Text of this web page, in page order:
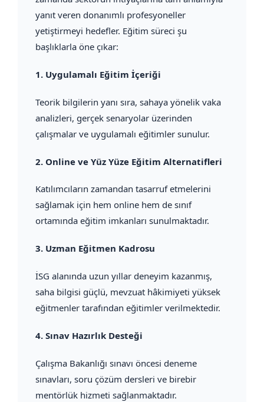
yanıt veren donanımlı profesyoneller
yetiştirmeyi hedefler. Eğitim süreci şu
başlıklarla öne çıkar:
1. Uygulamalı Eğitim İçeriği
Teorik bilgilerin yanı sıra, sahaya yönelik vaka
analizleri, gerçek senaryolar üzerinden
çalışmalar ve uygulamalı eğitimler sunulur.
2. Online ve Yüz Yüze Eğitim Alternatifleri
Katılımcıların zamandan tasarruf etmelerini
sağlamak için hem online hem de sınıf
ortamında eğitim imkanları sunulmaktadır.
3. Uzman Eğitmen Kadrosu
İSG alanında uzun yıllar deneyim kazanmış,
saha bilgisi güçlü, mevzuat hâkimiyeti yüksek
eğitmenler tarafından eğitimler verilmektedir.
4. Sınav Hazırlık Desteği
Çalışma Bakanlığı sınavı öncesi deneme
sınavları, soru çözüm dersleri ve birebir
mentörlük hizmeti sağlanmaktadır.